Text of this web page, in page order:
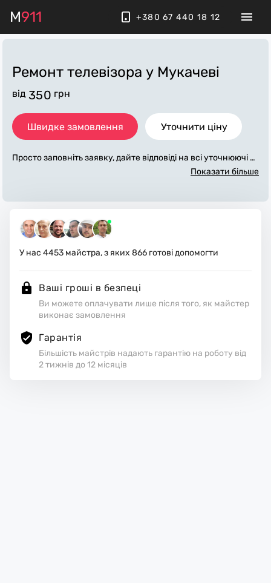
M911 +380 67 440 18 12
Ремонт телевізора у Мукачеві
від 350 грн
Швидке замовлення Уточнити ціну
Просто заповніть заявку, дайте відповіді на всі уточнюючі за
питання по «ремонт телевізора». Ми зв'яжемося з вами про
конавці стежать за чистотою та прибирають робоче місце.
Показати більше
У нас 4453 майстра, з яких 866 готові допомогти
Ваші гроші в безпеці
Ви можете оплачувати лише після того, як майстер
виконає замовлення
Гарантія
Більшість майстрів надають гарантію на роботу від
2 тижнів до 12 місяців